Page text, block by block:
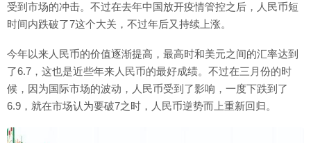
受到市场的冲击。不过在去年中国放开疫情管控之后，人民币短
时间内跌破了7这个大关，不过年后又持续上涨。
今年以来人民币的价值逐渐提高，最高时和美元之间的汇率达到
了6.7，这也是近些年来人民币的最好成绩。不过在三月份的时
候，因为国际市场的波动，人民币受到了影响，一度下跌到了
6.9，就在市场认为要破7之时，人民币逆势而上重新回归。